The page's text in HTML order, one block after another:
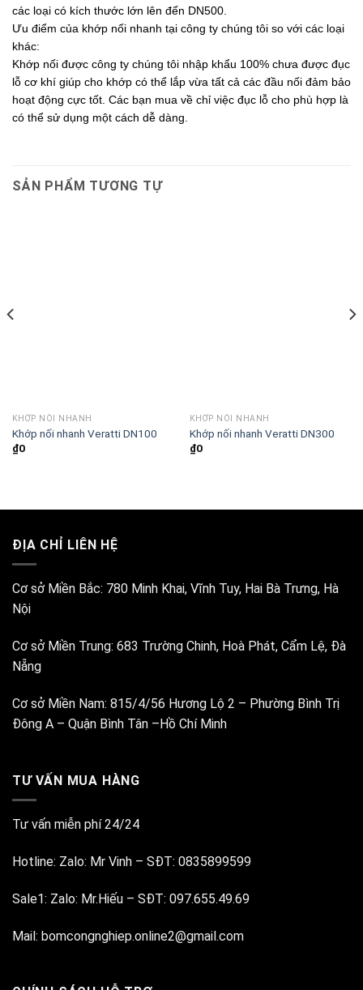
các loại có kích thước lớn lên đến DN500.
Ưu điểm của khớp nối nhanh tại công ty chúng tôi so với các loại
khác:
Khớp nối được công ty chúng tôi nhập khẩu 100% chưa được đục
lỗ cơ khí giúp cho khớp có thể lắp vừa tất cả các đầu nối đảm bảo
hoạt động cực tốt. Các bạn mua về chỉ việc đục lỗ cho phù hợp là
có thể sử dụng một cách dễ dàng.
SẢN PHẨM TƯƠNG TỰ
KHỚP NỐI NHANH
Khớp nối nhanh Veratti DN100
₫0
KHỚP NỐI NHANH
Khớp nối nhanh Veratti DN300
₫0
ĐỊA CHỈ LIÊN HỆ
Cơ sở Miền Bắc: 780 Minh Khai, Vĩnh Tuy, Hai Bà Trưng, Hà
Nội
Cơ sở Miền Trung: 683 Trường Chinh, Hoà Phát, Cẩm Lệ, Đà
Nẵng
Cơ sở Miền Nam: 815/4/56 Hương Lộ 2 – Phường Bình Trị
Đông A – Quận Bình Tân –Hồ Chí Minh
TƯ VẤN MUA HÀNG
Tư vấn miễn phí 24/24
Hotline: Zalo: Mr Vinh – SĐT: 0835899599
Sale1: Zalo: Mr.Hiếu – SĐT: 097.655.49.69
Mail: bomcongnghiep.online2@gmail.com